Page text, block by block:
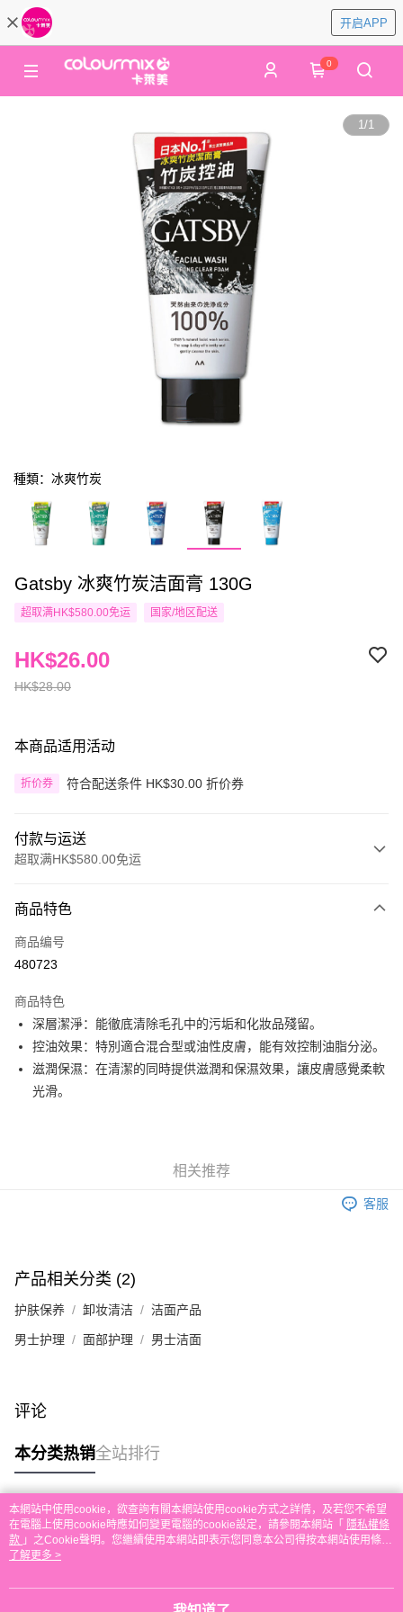
开启APP
0
1/1
種類：冰爽竹炭
Gatsby 冰爽竹炭洁面膏 130G
超取满HK$580.00免运 国家/地区配送
HK$28.00
HK$26.00
本商品适用活动
折价券 符合配送条件 HK$30.00 折价券
付款与运送
超取满HK$580.00免运
信用卡
Apple Pay
AlipayHK
PayMe
WeChat Pay
銀行匯款 請將存款存到以下銀行帳戶，並於存款單據寫上訂單編號後電郵至
eshop@colourmix-cosmetics.com** **我們不會處理沒有提供存款單據的訂
單。 如果訂購後七個工作天內我們未能收到有關存款，有關訂單將被取消。
付款後順豐站及營業點取貨
本地配送
免运费
其他地区配送
商品特色
商品编号
480723
商品特色
深層潔淨：能徹底清除毛孔中的污垢和化妝品殘留。
控油效果：特別適合混合型或油性皮膚，能有效控制油脂分泌。
滋潤保濕：在清潔的同時提供滋潤和保濕效果，讓皮膚感覺柔軟
光滑。
相关推荐
客服
产品相关分类 (2)
护肤保养 卸妆清洁 洁面产品
男士护理 面部护理 男士洁面
评论
本分类热销全站排行
热门标签
热销排行
本網站中使用cookie，欲查詢有關本網站使用cookie方式之詳情，及若您不希望
在電腦上使用cookie時應如何變更電腦的cookie設定，請參閱本網站「 隱私權條
款 」之Cookie聲明。您繼續使用本網站即表示您同意本公司得按本網站使用條款
之Cookie聲明使用cookie。
了解更多 >